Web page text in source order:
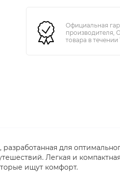
Официальная
производителя,
товара в течении
для
Легкая и
ищут комфорт.